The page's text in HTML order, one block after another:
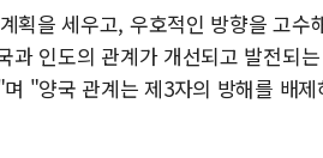
획을 세우고, 우호적인 방향을 고수
인도의 관계가 개선되고 발전되
"양국 관계는 제3자의 방해를 배제